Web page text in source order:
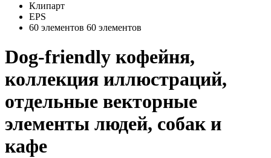
Клипарт
EPS
60 элементов 60 элементов
Dog-friendly кофейня,
коллекция иллюстраций,
отдельные векторные
элементы людей, собак и
кафе